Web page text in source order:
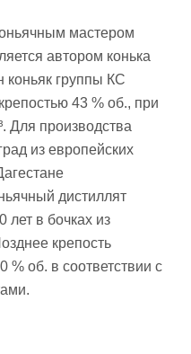
мастером
автором конька
коньяк группы КС
43 % об., при
Для производства
из европейских
дистиллят
в бочках из
крепость
% об. в соответствии с
.